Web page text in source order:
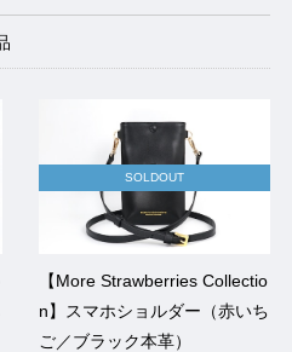
SOLDOUT
【More Strawberries Collectio
n】スマホショルダー（赤いち
ご／ブラック本革）